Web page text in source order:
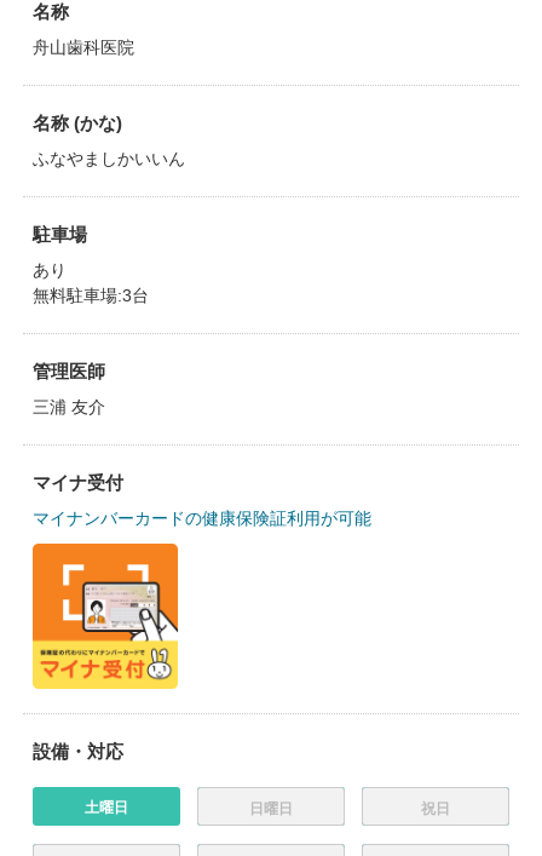
名称
舟山歯科医院
名称 (かな)
ふなやましかいいん
駐車場
あり
無料駐車場:3台
管理医師
三浦 友介
マイナ受付
マイナンバーカードの健康保険証利用が可能
設備・対応
土曜日 日曜日 祝日